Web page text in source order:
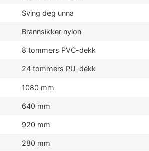
Sving deg unna
Brannsikker nylon
8 tommers PVC-dekk
24 tommers PU-dekk
1080 mm
640 mm
920 mm
280 mm